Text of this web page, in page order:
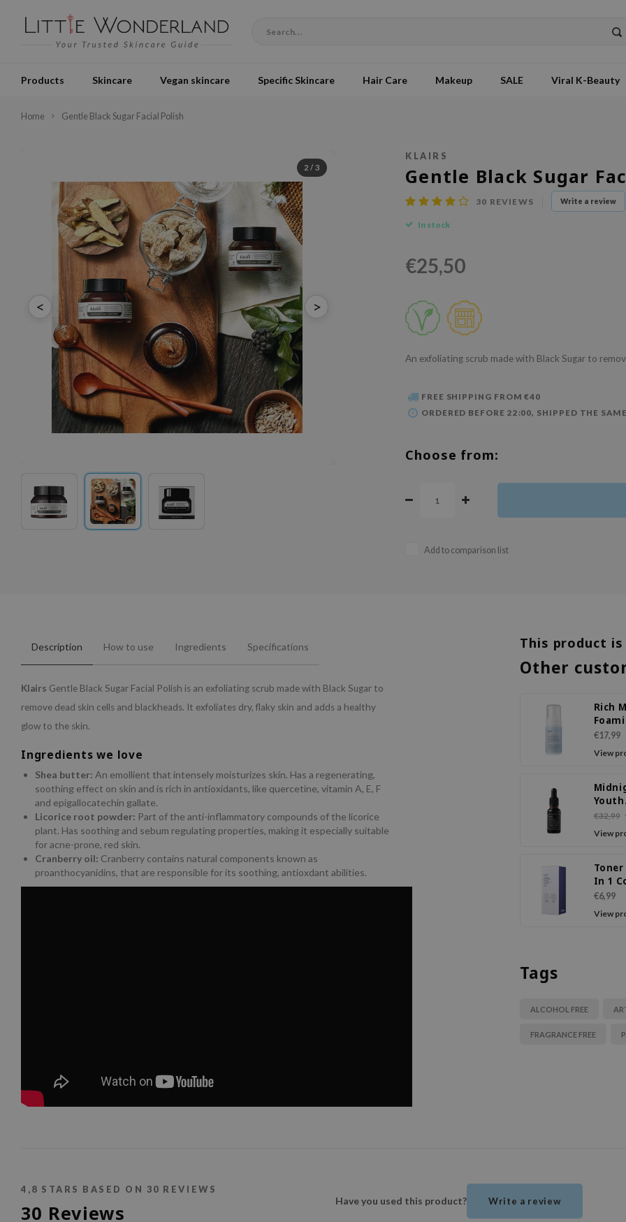
Products Skincare Vegan skincare Specific Skincare Hair Care Makeup SALE Viral K-Beauty
Home Gentle Black Sugar Facial Polish
< >
2 /3
KLAIRS
Gentle Black Sugar
30 REVIEWS Write a review
In stock
€25,50
An exfoliating scrub made with Black Sugar to
FREE SHIPPING FROM €40
ORDERED BEFORE 22:00, SHIPPED THE
Choose from:
Add to comparison list
Description How to use Ingredients Specifications
Klairs Gentle Black Sugar Facial Polish is an exfoliating scrub made with Black Sugar to
remove dead skin cells and blackheads. It exfoliates dry, flaky skin and adds a healthy
glow to the skin.
Ingredients we love
Shea butter: An emollient that intensely moisturizes skin. Has a regenerating,
soothing effect on skin and is rich in antioxidants, like quercetine, vitamin A, E, F
and epigallocatechin gallate.
Licorice root powder: Part of the anti-inflammatory compounds of the licorice
plant. Has soothing and sebum regulating properties, making it especially suitable
for acne-prone, red skin.
Cranberry oil: Cranberry contains natural components known as
proanthocyanidins, that are responsible for its soothing, antioxdant abilities.
This product
Other
Rich
€17,99
View
Youth
Drop
€32,99
View
In 1
Pad
€6,99
View
Tags
ALCOHOL FREE
FRAGRANCE FREE
4,8 STARS BASED ON 30 REVIEWS
30 Reviews
Have you used this product? Write a review